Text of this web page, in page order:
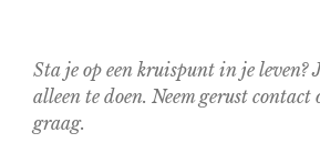
Sta je op een kruispunt in je leven?
alleen te doen. Neem gerust
graag.